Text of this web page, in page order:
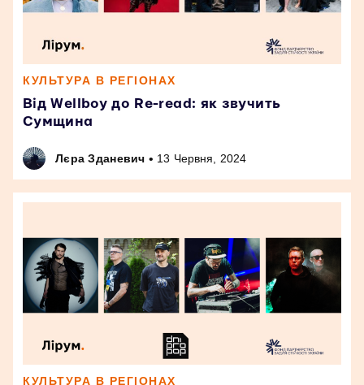
КУЛЬТУРА В РЕГІОНАХ
Від Wellboy до Re-read: як звучить
Сумщина
Лєра Зданевич • 13 Червня, 2024
КУЛЬТУРА В РЕГІОНАХ